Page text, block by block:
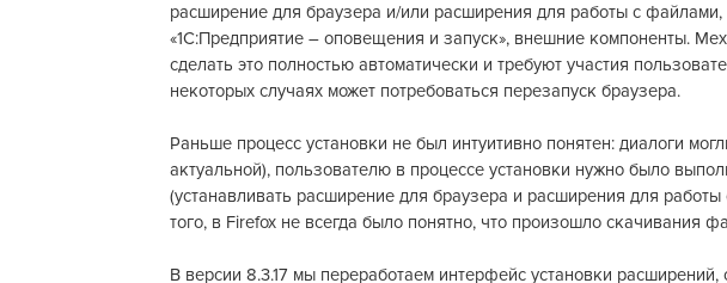
расширение для браузера и/или расширения для работы с
«1С:Предприятие – оповещения и запуск», внешние компоненты.
сделать это полностью автоматически и требуют участия
некоторых случаях может потребоваться перезапуск браузера.
Раньше процесс установки не был интуитивно понятен: диалоги
актуальной), пользователю в процессе установки нужно было
(устанавливать расширение для браузера и расширения для
того, в Firefox не всегда было понятно, что произошло скачивания
В версии 8.3.17 мы переработаем интерфейс установки